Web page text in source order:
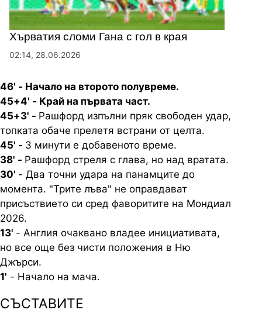
Хърватия сломи Гана с гол в края
02:14, 28.06.2026
46' - Начало на второто полувреме.
45+4' - Край на първата част.
45+3' - Рашфорд изпълни пряк свободен удар,
топката обаче прелетя встрани от целта.
45' - 3 минути е добавеното време.
38' - Рашфорд стреля с глава, но над вратата.
30' - Два точни удара на панамците до
момента. "Трите лъва" не оправдават
присъствието си сред фаворитите на Мондиал
2026.
13' - Англия очаквано владее инициативата,
но все още без чисти положения в Ню
Джърси.
1' - Начало на мача.
СЪСТАВИТЕ